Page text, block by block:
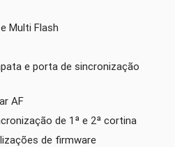
Multi Flash
e porta de sincronização
AF
de 1ª e 2ª cortina
de firmware